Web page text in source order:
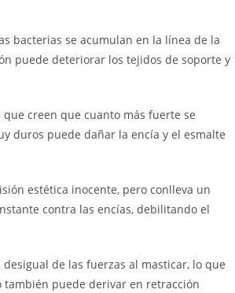
bacterias se acumulan en la línea de la
puede deteriorar los tejidos de soporte y
creen que cuanto más fuerte se
duros puede dañar la encía y el esmalte
estética inocente, pero conlleva un
contra las encías, debilitando el
de las fuerzas al masticar, lo que
también puede derivar en retracción